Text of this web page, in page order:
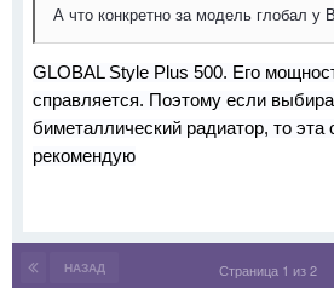
А что конкретно за модель глобал у
GLOBAL Style Plus 500. Его
справляется. Поэтому если
биметаллический радиатор, то эта
рекомендую
НАЗАД Страница 1 из 2